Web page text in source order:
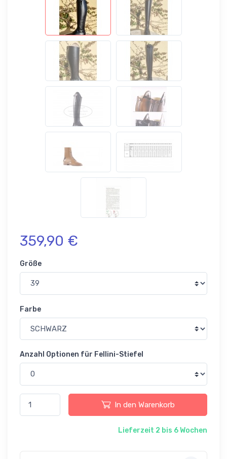
359,90 €
Größe
Farbe
Anzahl Optionen für Fellini-Stiefel
In den Warenkorb
Lieferzeit 2 bis 6 Wochen